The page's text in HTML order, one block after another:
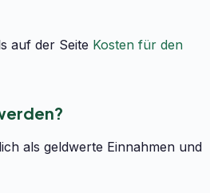
auf der Seite Kosten für den
als geldwerte Einnahmen und